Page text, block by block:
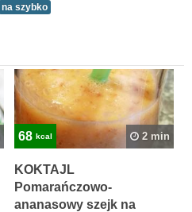
na szybko
68 kcal 2 min
KOKTAJL
Pomarańczowo-
ananasowy szejk na